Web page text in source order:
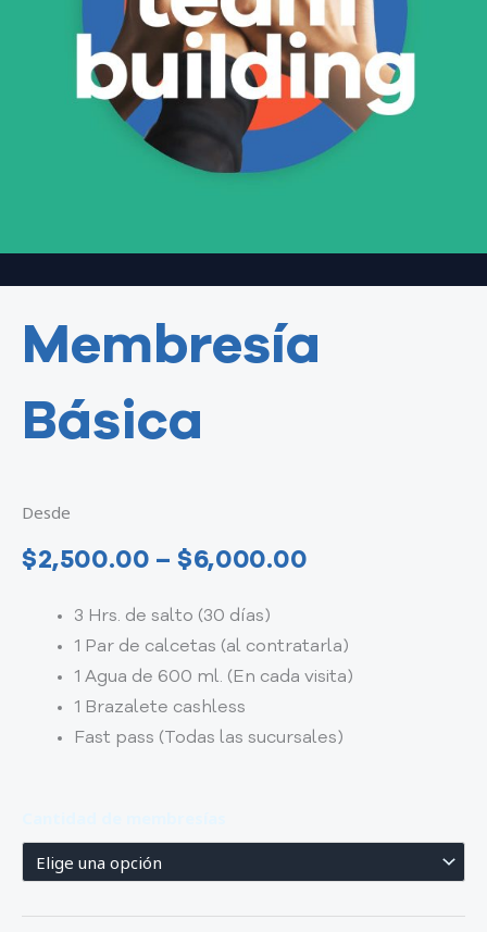
Membresía
Básica
Desde
$2,500.00 –$6,000.00
3 Hrs. de salto (30 días)
1 Par de calcetas (al contratarla)
1 Agua de 600 ml. (En cada visita)
1 Brazalete cashless
Fast pass (Todas las sucursales)
Básica
cantidad